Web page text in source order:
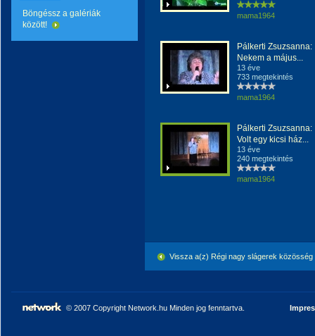
Böngéssz a galériák
között!
mama1964
Pálkerti Zsuzsanna:
Nekem a május...
13 éve
733 megtekintés
mama1964
Pálkerti Zsuzsanna:
Volt egy kicsi ház...
13 éve
240 megtekintés
mama1964
Vissza a(z) Régi nagy slágerek
© 2007 Copyright Network.hu Minden jog fenntartva.